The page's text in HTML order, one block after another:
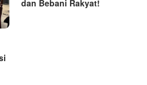
dan Bebani Rakyat!